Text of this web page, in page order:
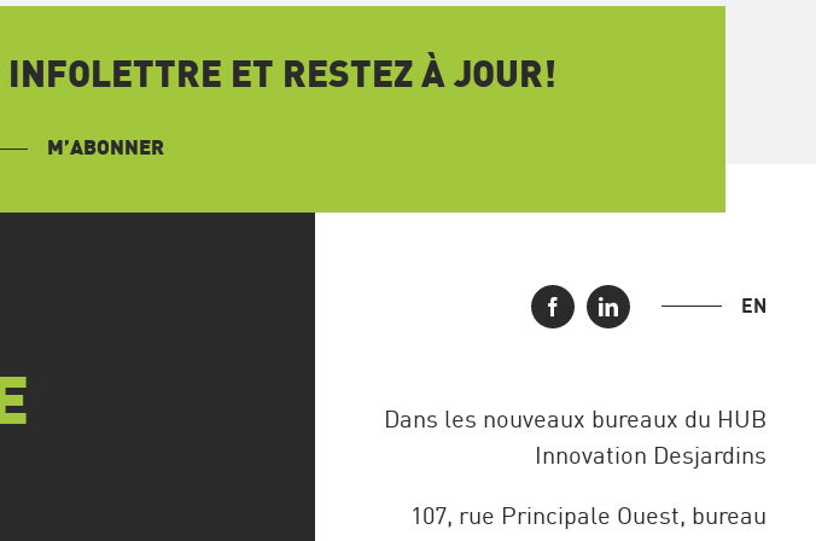
ET RESTEZ À JOUR!
M’ABONNER
EN
Dans les nouveaux bureaux du HUB
Innovation Desjardins
107, rue Principale Ouest, bureau